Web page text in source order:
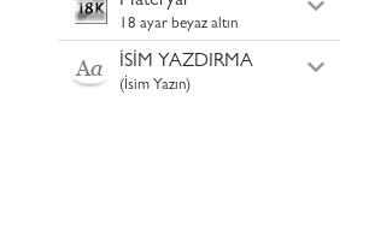
18 ayar beyaz altın
İSİM YAZDIRMA
(İsim Yazın)